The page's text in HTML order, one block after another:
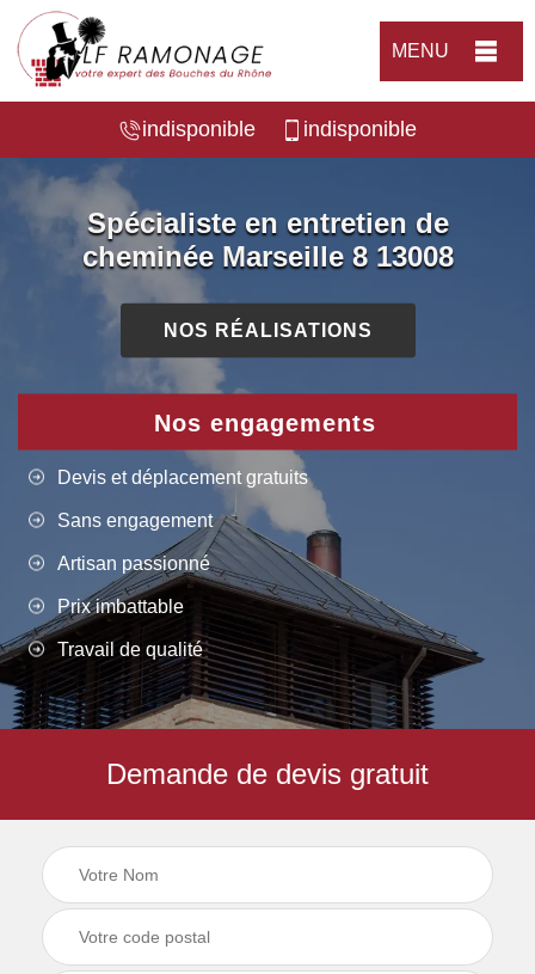
MENU
indisponible indisponible
Spécialiste en entretien de
cheminée Marseille 8 13008
NOS RÉALISATIONS
Nos engagements
Devis et déplacement gratuits
Sans engagement
Artisan passionné
Prix imbattable
Travail de qualité
Demande de devis gratuit